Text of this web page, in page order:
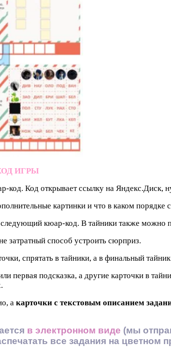
ИГРЫ
Код открывает ссылку на Яндекс.Диск,
картинки и что в каком порядке
следующий кюар-код. В тайники также
затратный способ устроить сюрприз.
спрятать в тайники, а в финальный
первая подсказка, а другие карточки в
а карточки с текстовым описанием
в электронном виде (мы
все задания на цветном